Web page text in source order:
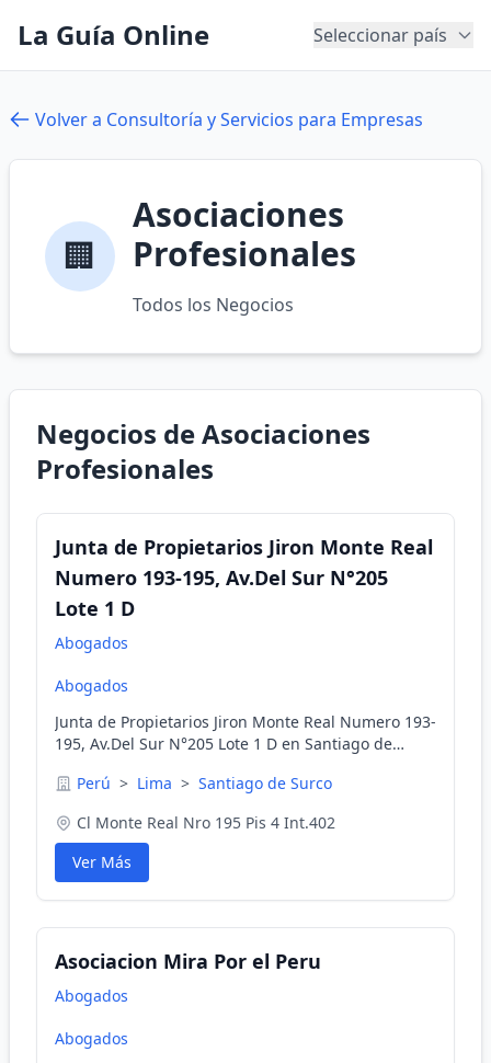
La Guía Online Seleccionar país
Volver a Consultoría y Servicios para Empresas
🏢
Asociaciones
Profesionales
Todos los Negocios
Negocios de Asociaciones
Profesionales
Junta de Propietarios Jiron Monte Real
Numero 193-195, Av.Del Sur N°205
Lote 1 D
Abogados
Abogados
Junta de Propietarios Jiron Monte Real Numero 193-
195, Av.Del Sur N°205 Lote 1 D en Santiago de
Perú > Lima > Santiago de Surco
Cl Monte Real Nro 195 Pis 4 Int.402
Ver Más
Asociacion Mira Por el Peru
Abogados
Abogados